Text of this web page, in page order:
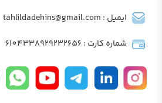
ایمیل : tahlildadehins@gmail.com
شماره کارت : 6104338929232656